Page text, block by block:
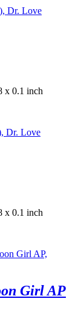
x 0.1 inch
x 0.1 inch
Girl AP